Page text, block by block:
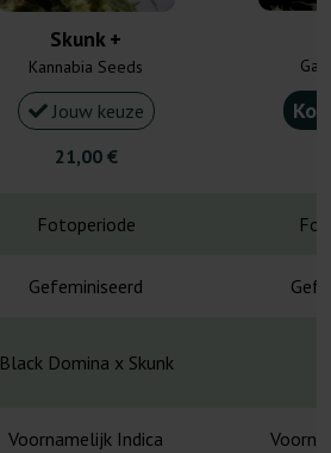
Skunk +
Kannabia Seeds
Jouw keuze
21,00 €
Fotoperiode
Gefeminiseerd
Black Domina x Skunk
Voornamelijk Indica